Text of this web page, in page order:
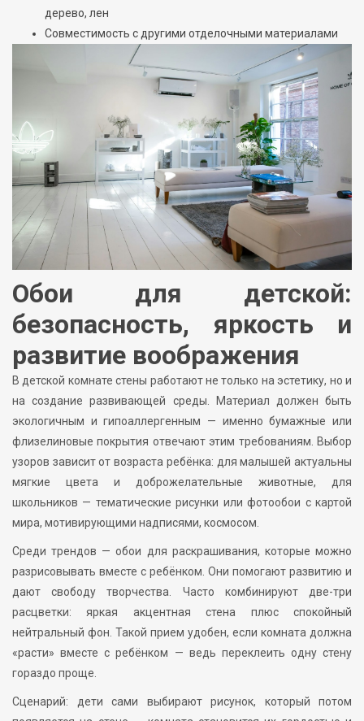
дерево, лен
Совместимость с другими отделочными материалами
Обои для детской:
безопасность, яркость и
развитие воображения
В детской комнате стены работают не только на эстетику, но и
на создание развивающей среды. Материал должен быть
экологичным и гипоаллергенным — именно бумажные или
флизелиновые покрытия отвечают этим требованиям. Выбор
узоров зависит от возраста ребёнка: для малышей актуальны
мягкие цвета и доброжелательные животные, для
школьников — тематические рисунки или фотообои с картой
мира, мотивирующими надписями, космосом.
Среди трендов — обои для раскрашивания, которые можно
разрисовывать вместе с ребёнком. Они помогают развитию и
дают свободу творчества. Часто комбинируют две-три
расцветки: яркая акцентная стена плюс спокойный
нейтральный фон. Такой прием удобен, если комната должна
«расти» вместе с ребёнком — ведь переклеить одну стену
гораздо проще.
Сценарий: дети сами выбирают рисунок, который потом